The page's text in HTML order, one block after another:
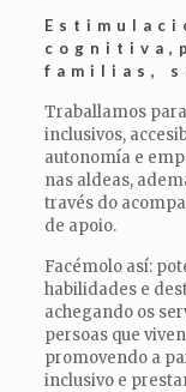
familias,
Traballamos
inclusivos,
autonomía e
nas aldeas,
través do
de apoio.
Facémolo así:
habilidades e
achegando os
persoas que
promovendo a
inclusivo e